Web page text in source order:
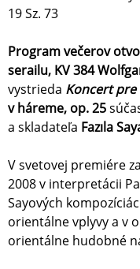
19 Sz. 73
Program večerov
serailu, KV 384
vystrieda Koncert
v háreme, op. 25
a skladateľa Fazıla
V svetovej premiére
2008 v interpretácii
Sayových
orientálne vplyvy a v
orientálne hudobné